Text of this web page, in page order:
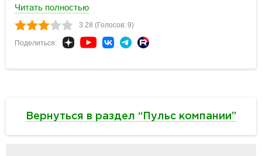
Читать полностью
3.28 (Голосов: 9)
Поделиться:
Вернуться в раздел “Пульс компании”